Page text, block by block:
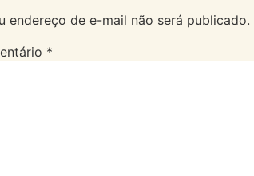
endereço de e-mail não será publicado.
*